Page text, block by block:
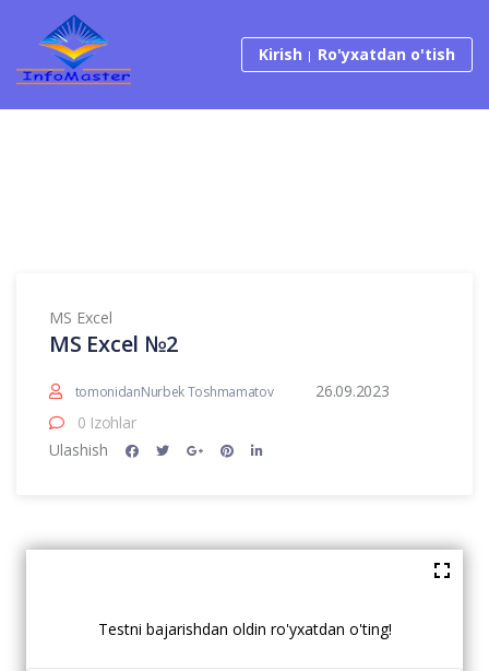
Tarkibga o‘tish
Kirish Ro'yxatdan o'tish
MS Excel
MS Excel №2
tomonidanNurbek Toshmamatov
26.09.2023
0 Izohlar
Ulashish
Testni bajarishdan oldin ro'yxatdan o'ting!